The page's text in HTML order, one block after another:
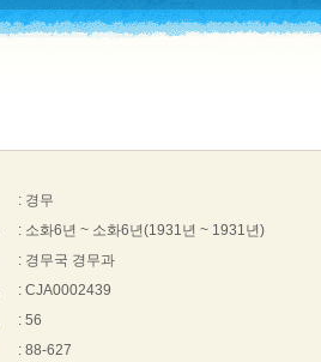
: 경무
: 소화6년 ~ 소화6년(1931년 ~ 1931년)
: 경무국 경무과
: CJA0002439
: 56
: 88-627